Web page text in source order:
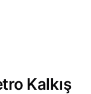
Kalkış